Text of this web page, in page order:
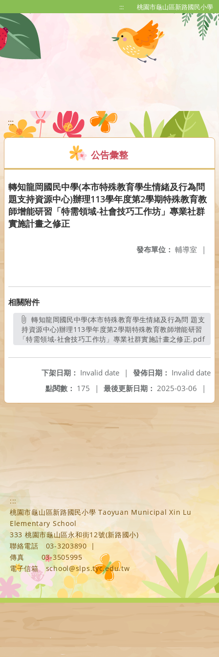
::: 桃園市龜山區新路國民小學
:::
公告彙整
轉知龍岡國民中學(本市特殊教育學生情緒及行為問
題支持資源中心)辦理113學年度第2學期特殊教育教
師增能研習「特需領域-社會技巧工作坊」專業社群
實施計畫之修正
發布單位： 輔導室 |
相關附件
轉知龍岡國民中學(本市特殊教育學生情緒及行為問 題支
持資源中心)辦理113學年度第2學期特殊教育教師增能研習
「特需領域-社會技巧工作坊」專業社群實施計畫之修正.pdf另
發佈日期： Invalid date
下架日期： Invalid date
|
最後更新日期： 2025-03-06 |
點閱數： 175 |
:::
桃園市龜山區新路國民小學 Taoyuan Municipal Xin Lu
Elementary School
333 桃園市龜山區永和街12號(新路國小)
聯絡電話
03-3203890
|
傳真
03-3505995
電子信箱
school@slps.tyc.edu.tw